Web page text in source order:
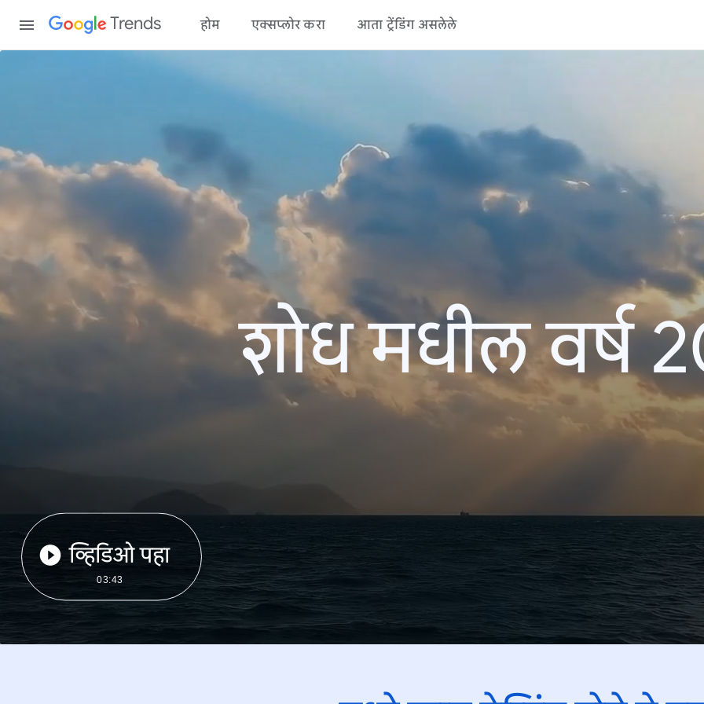
Trends होम एक्सप्लोर करा आता ट्रेंडिंग असलेले
शोध मधील वर्ष
व्हिडिओ पहा
03:43